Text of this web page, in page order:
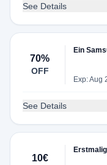
See Details
70%
OFF
Ein
Exp: Aug
See Details
10€